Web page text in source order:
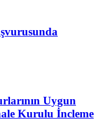
Uygun
Kurulu İncleme